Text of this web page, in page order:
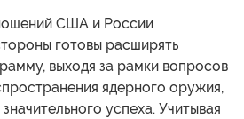
США и России
готовы расширять
выходя за рамки вопросов
ядерного оружия,
успеха. Учитывая